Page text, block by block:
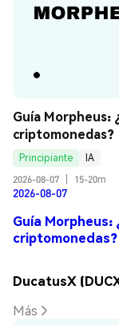
Guía Morpheus:
criptomonedas?
Principiante
IA
2026-08-07
15-20m
2026-08-07
Guía Morpheus:
criptomonedas?
DucatusX
Más